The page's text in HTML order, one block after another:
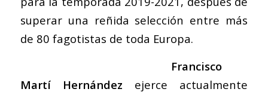
superar una reñida selección entre más
de 80 fagotistas de toda Europa.
Francisco
Martí Hernández ejerce actualmente